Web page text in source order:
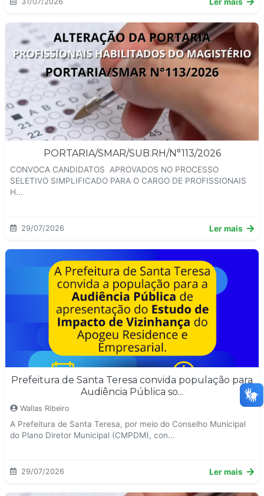
PORTARIA/SMAR/SUB.RH/N°113/2026
CONVOCA CANDIDATOS APROVADOS NO PROCESSO
SELETIVO SIMPLIFICADO PARA O CARGO DE PROFISSIONAIS
H...
29/07/2026 Ler mais
Prefeitura de Santa Teresa convida população para
Audiência Pública so...
Wallas Ribeiro
A Prefeitura de Santa Teresa, por meio do Conselho Municipal
do Plano Diretor Municipal (CMPDM), con...
29/07/2026 Ler mais